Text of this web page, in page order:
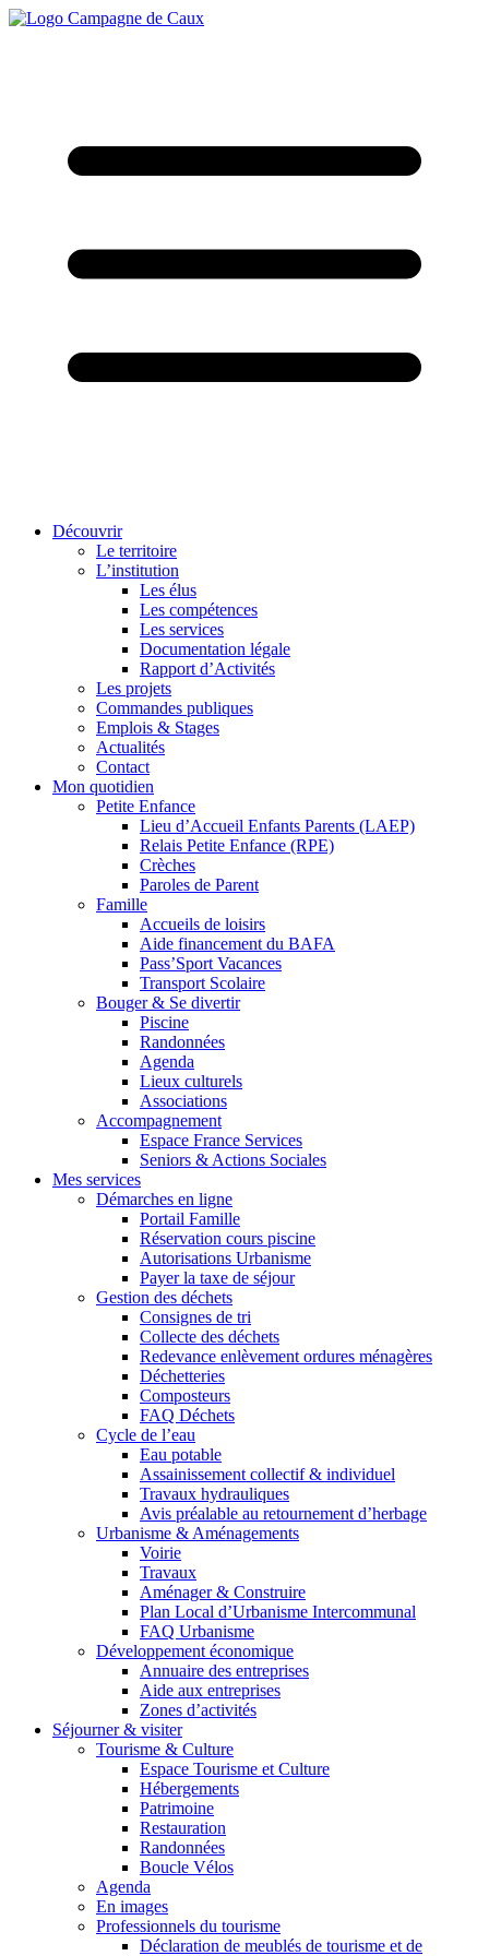
Découvrir
Le territoire
L’institution
Les élus
Les compétences
Les services
Documentation légale
Rapport d’Activités
Les projets
Commandes publiques
Emplois & Stages
Actualités
Contact
Mon quotidien
Petite Enfance
Lieu d’Accueil Enfants Parents (LAEP)
Relais Petite Enfance (RPE)
Crèches
Paroles de Parent
Famille
Accueils de loisirs
Aide financement du BAFA
Pass’Sport Vacances
Transport Scolaire
Bouger & Se divertir
Piscine
Randonnées
Agenda
Lieux culturels
Associations
Accompagnement
Espace France Services
Seniors & Actions Sociales
Mes services
Démarches en ligne
Portail Famille
Réservation cours piscine
Autorisations Urbanisme
Payer la taxe de séjour
Gestion des déchets
Consignes de tri
Collecte des déchets
Redevance enlèvement ordures ménagères
Déchetteries
Composteurs
FAQ Déchets
Cycle de l’eau
Eau potable
Assainissement collectif & individuel
Travaux hydrauliques
Avis préalable au retournement d’herbage
Urbanisme & Aménagements
Voirie
Travaux
Aménager & Construire
Plan Local d’Urbanisme Intercommunal
FAQ Urbanisme
Développement économique
Annuaire des entreprises
Aide aux entreprises
Zones d’activités
Séjourner & visiter
Tourisme & Culture
Espace Tourisme et Culture
Hébergements
Patrimoine
Restauration
Randonnées
Boucle Vélos
Agenda
En images
Professionnels du tourisme
Déclaration de meublés de tourisme et de